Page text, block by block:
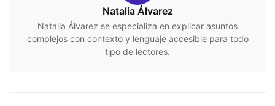
Natalia Álvarez
Natalia Álvarez se especializa en explicar asuntos
complejos con contexto y lenguaje accesible para todo
tipo de lectores.